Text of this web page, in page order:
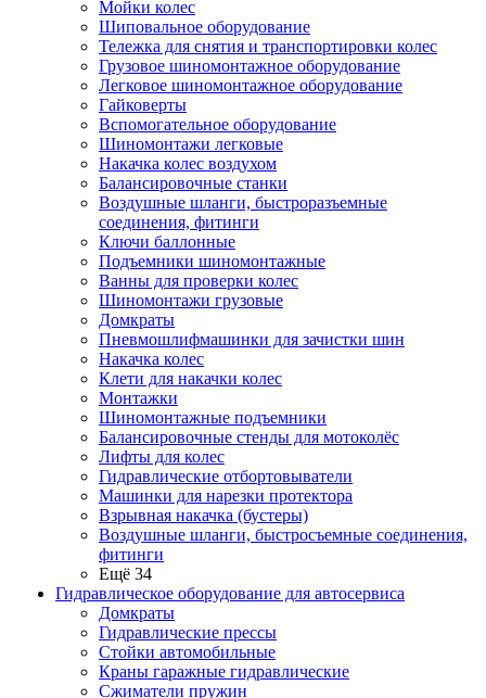
Мойки колес
Шиповальное оборудование
Тележка для снятия и транспортировки колес
Грузовое шиномонтажное оборудование
Легковое шиномонтажное оборудование
Гайковерты
Вспомогательное оборудование
Шиномонтажи легковые
Накачка колес воздухом
Балансировочные станки
Воздушные шланги, быстроразъемные
соединения, фитинги
Ключи баллонные
Подъемники шиномонтажные
Ванны для проверки колес
Шиномонтажи грузовые
Домкраты
Пневмошлифмашинки для зачистки шин
Накачка колес
Клети для накачки колес
Монтажки
Шиномонтажные подъемники
Балансировочные стенды для мотоколёс
Лифты для колес
Гидравлические отбортовыватели
Машинки для нарезки протектора
Взрывная накачка (бустеры)
Воздушные шланги, быстросъемные соединения,
фитинги
Ещё 34
Гидравлическое оборудование для автосервиса
Домкраты
Гидравлические прессы
Стойки автомобильные
Краны гаражные гидравлические
Сжиматели пружин